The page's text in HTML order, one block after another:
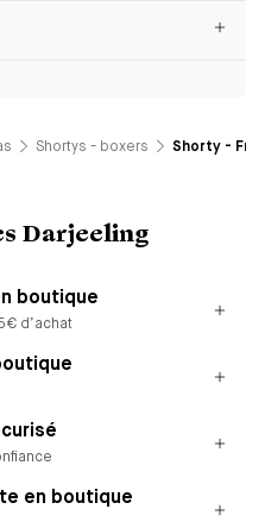
Shortys - boxers Shorty -
Darjeeling
boutique
d’achat
en boutique